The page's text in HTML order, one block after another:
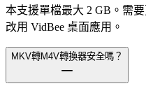
本支援單檔最大 2 GB。需
改用 VidBee 桌面應用。
MKV轉M4V轉換器安全嗎？